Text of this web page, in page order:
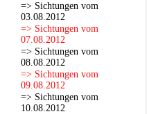
=> Sichtungen vom
03.08.2012
=> Sichtungen vom
07.08.2012
=> Sichtungen vom
08.08.2012
=> Sichtungen vom
09.08.2012
=> Sichtungen vom
10.08.2012